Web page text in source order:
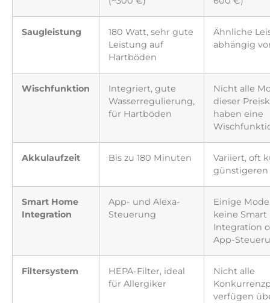
Saugleistung
180 Watt, sehr gute
Leistung auf
Hartböden
Ähnliche
abhängig
Wischfunktion
Integriert, gute
Wasserregulierung,
für Hartböden
Nicht alle
dieser
haben eine
Akkulaufzeit Bis zu 180 Minuten
Variiert, oft
Smart Home
Integration
App- und Alexa-
Steuerung
Einige
keine Smart
Integration
App-
Filtersystem
HEPA-Filter, ideal
für Allergiker
Nicht alle
verfügen